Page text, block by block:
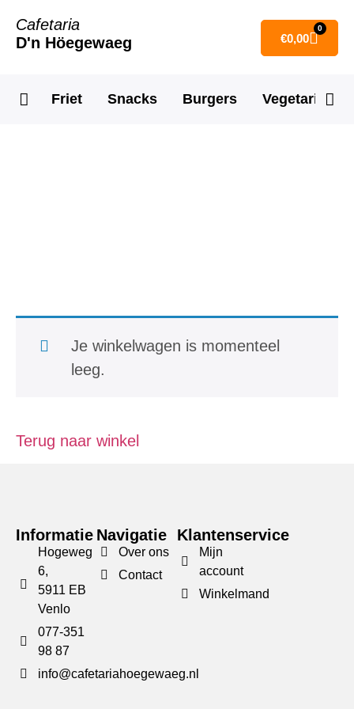
Cafetaria
D'n Höegewaeg
€0,00
0
Friet Snacks Burgers Vegetarisch
Je winkelwagen is momenteel
leeg.
Terug naar winkel
Informatie
Hogeweg
6,
5911 EB
Venlo
077-351
98 87
info@cafetariahoegewaeg.nl
Navigatie
Over ons
Contact
Klantenservice
Mijn
account
Winkelmand